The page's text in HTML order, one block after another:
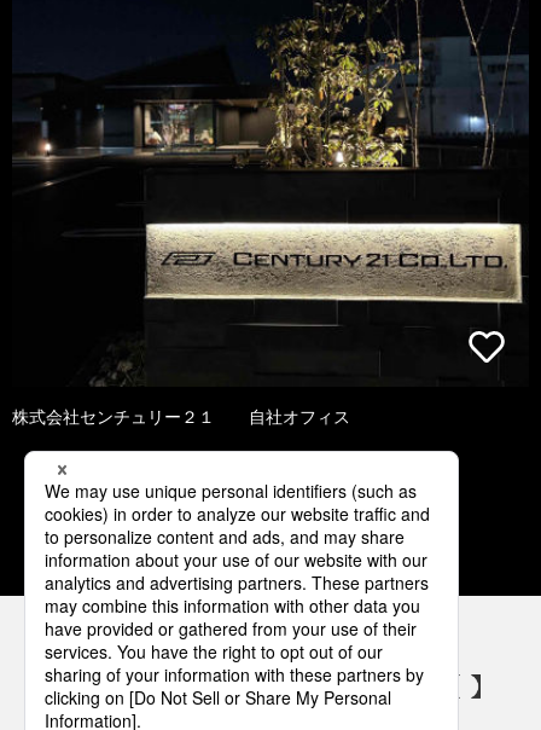
株式会社センチュリー２１ 自社オフィス
1 2 3 4 5
パナソニックの電気設備 SNSアカウント